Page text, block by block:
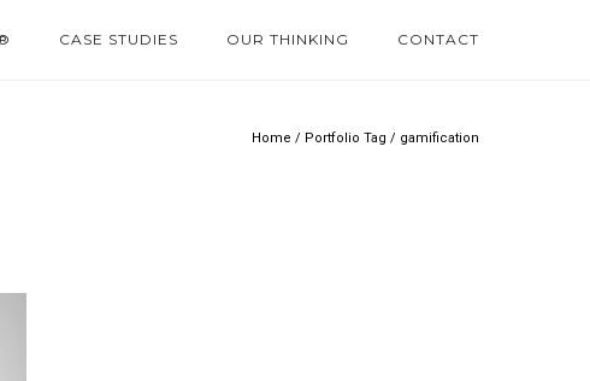
CASE STUDIES OUR THINKING CONTACT
Home / Portfolio Tag / gamification